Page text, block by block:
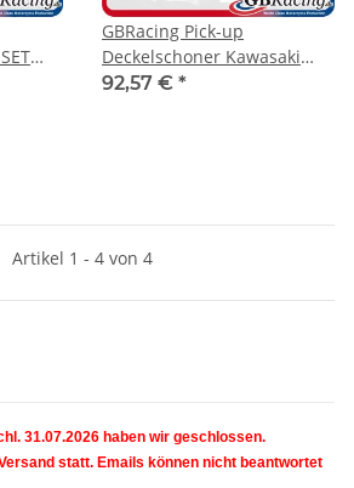
GBRacing Pick-up
Deckelschoner Kawasaki
Z1000 11- / Z1000SX 11- /
92,57 € *
Artikel 1 - 4 von 4
31.07.2026 haben wir geschlossen.
statt. Emails können nicht beantwortet